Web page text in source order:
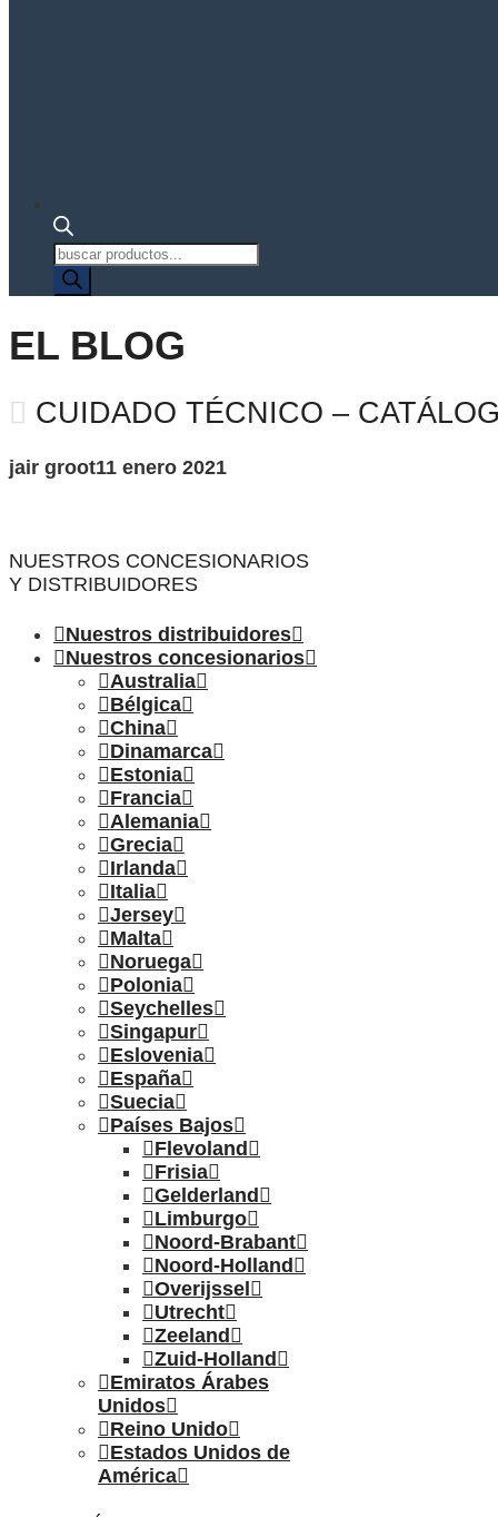
Búsqueda
de
productos
EL BLOG
CUIDADO TÉCNICO –
jair groot11 enero 2021
NUESTROS CONCESIONARIOS
Y DISTRIBUIDORES
Nuestros distribuidores
Nuestros concesionarios
Australia
Bélgica
China
Dinamarca
Estonia
Francia
Alemania
Grecia
Irlanda
Italia
Jersey
Malta
Noruega
Polonia
Seychelles
Singapur
Eslovenia
España
Suecia
Países Bajos
Flevoland
Frisia
Gelderland
Limburgo
Noord-Brabant
Noord-Holland
Overijssel
Utrecht
Zeeland
Zuid-Holland
Emiratos Árabes
Unidos
Reino Unido
Estados Unidos de
América